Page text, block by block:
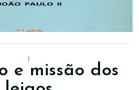
|
e missão dos